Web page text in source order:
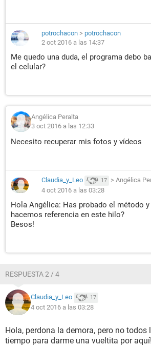
potrochacon > potrochacon
2 oct 2016 a las 14:37
Me quedo una duda, el programa debo
el celular?
Angélica Peralta
3 oct 2016 a las 12:33
Necesito recuperar mis fotos y vídeos
Claudia_y_Leo 17 > Angélica
4 oct 2016 a las 03:28
Hola Angélica: Has probado el método
hacemos referencia en este hilo?
Besos!
RESPUESTA 2 / 4
Claudia_y_Leo 17
4 oct 2016 a las 03:28
Hola, perdona la demora, pero no todos
tiempo para darme una vueltita por